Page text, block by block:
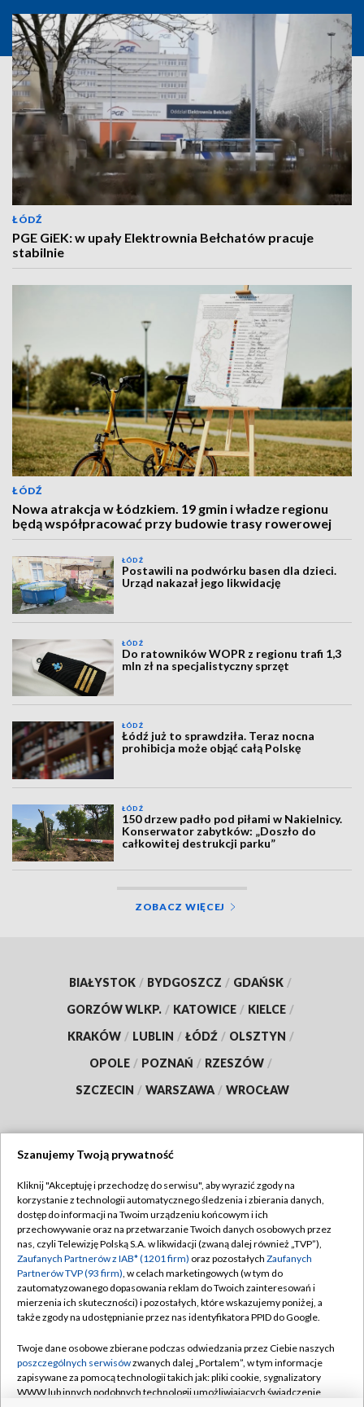
ŁÓDŹ
PGE GiEK: w upały Elektrownia Bełchatów pracuje
stabilnie
ŁÓDŹ
Nowa atrakcja w Łódzkiem. 19 gmin i władze regionu
będą współpracować przy budowie trasy rowerowej
ŁÓDŹ
Postawili na podwórku basen dla dzieci.
Urząd nakazał jego likwidację
ŁÓDŹ
Do ratowników WOPR z regionu trafi 1,3
mln zł na specjalistyczny sprzęt
ŁÓDŹ
Łódź już to sprawdziła. Teraz nocna
prohibicja może objąć całą Polskę
ŁÓDŹ
150 drzew padło pod piłami w Nakielnicy.
Konserwator zabytków: „Doszło do
całkowitej destrukcji parku”
ZOBACZ WIĘCEJ
BIAŁYSTOK / BYDGOSZCZ / GDAŃSK /
GORZÓW WLKP. / KATOWICE / KIELCE /
KRAKÓW / LUBLIN / ŁÓDŹ / OLSZTYN /
OPOLE / POZNAŃ / RZESZÓW /
SZCZECIN / WARSZAWA / WROCŁAW
TVP
Abonament TVP
Emisja w TVP
Centrum informacji TVP
Naziemna Telewizja Cyfrowa
Rada Programowa
System NOS
Regulamin TVP
Polityka prywatności
Moje zgody
Pomoc
Kontakt
Szanujemy Twoją prywatność
Kliknij "Akceptuję i przechodzę do serwisu", aby wyrazić zgody na
korzystanie z technologii automatycznego śledzenia i zbierania danych,
dostęp do informacji na Twoim urządzeniu końcowym i ich
przechowywanie oraz na przetwarzanie Twoich danych osobowych przez
nas, czyli Telewizję Polską S.A. w likwidacji (zwaną dalej również „TVP”),
Zaufanych Partnerów z IAB* (1201 firm) oraz pozostałych Zaufanych
Partnerów TVP (93 firm), w celach marketingowych (w tym do
zautomatyzowanego dopasowania reklam do Twoich zainteresowań i
mierzenia ich skuteczności) i pozostałych, które wskazujemy poniżej, a
także zgody na udostępnianie przez nas identyfikatora PPID do Google.
Twoje dane osobowe zbierane podczas odwiedzania przez Ciebie naszych
poszczególnych serwisówzwanych dalej „Portalem”, w tym informacje
zapisywane za pomocą technologii takich jak: pliki cookie, sygnalizatory
WWW lub innych podobnych technologii umożliwiających świadczenie